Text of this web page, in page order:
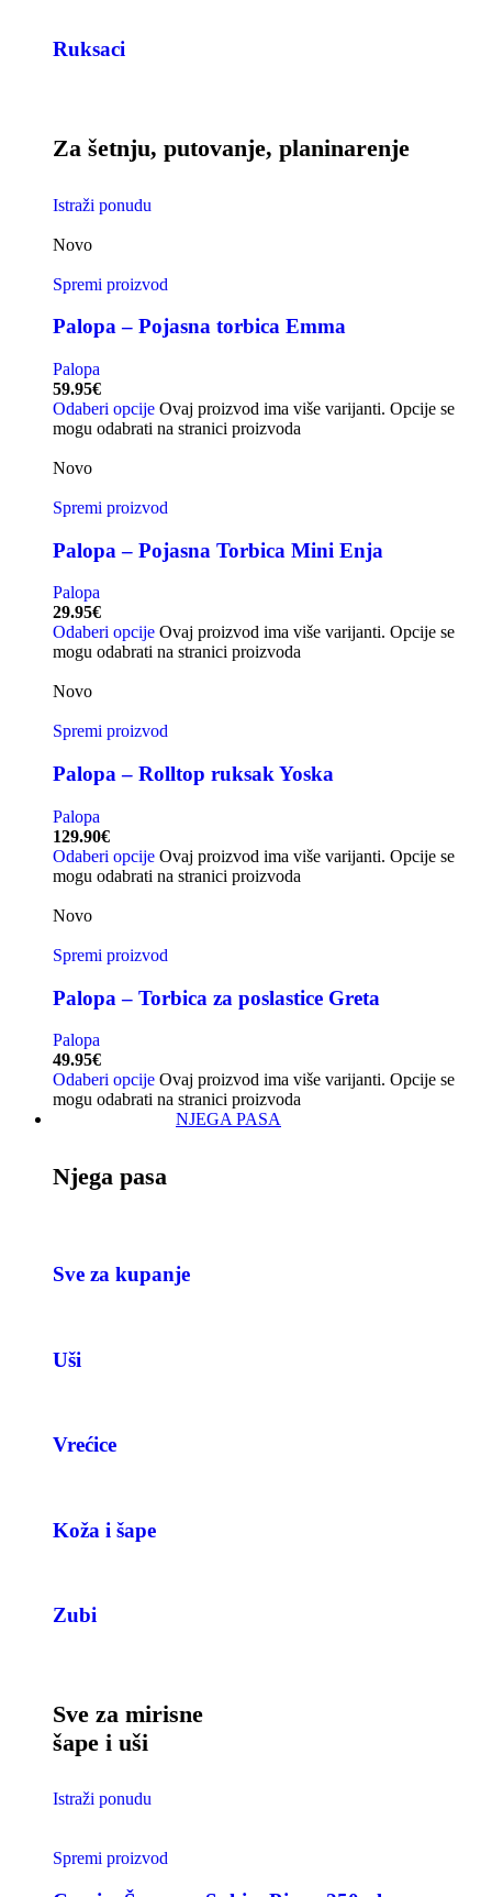
Ruksaci
Za šetnju, putovanje, planinarenje
Istraži ponudu
Novo
Spremi proizvod
Palopa – Pojasna torbica Emma
Palopa
59.95€
Odaberi opcije Ovaj proizvod ima više varijanti. Opcije se
mogu odabrati na stranici proizvoda
Novo
Spremi proizvod
Palopa – Pojasna Torbica Mini Enja
Palopa
29.95€
Odaberi opcije Ovaj proizvod ima više varijanti. Opcije se
mogu odabrati na stranici proizvoda
Novo
Spremi proizvod
Palopa – Rolltop ruksak Yoska
Palopa
129.90€
Odaberi opcije Ovaj proizvod ima više varijanti. Opcije se
mogu odabrati na stranici proizvoda
Novo
Spremi proizvod
Palopa – Torbica za poslastice Greta
Palopa
49.95€
Odaberi opcije Ovaj proizvod ima više varijanti. Opcije se
mogu odabrati na stranici proizvoda
NJEGA PASA
Njega pasa
Sve za kupanje
Uši
Vrećice
Koža i šape
Zubi
Sve za mirisne
šape i uši
Istraži ponudu
Spremi proizvod